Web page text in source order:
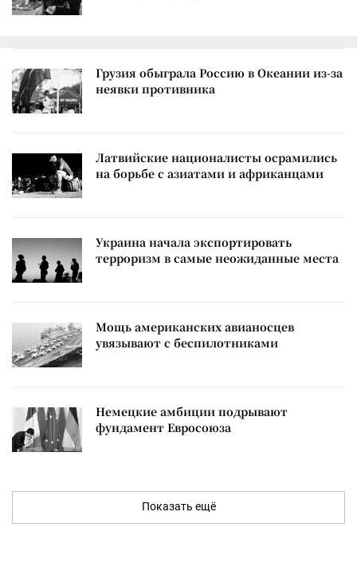
Грузия обыграла Россию в Океании из-за
неявки противника
Латвийские националисты осрамились
на борьбе с азиатами и африканцами
Украина начала экспортировать
терроризм в самые неожиданные места
Мощь американских авианосцев
увязывают с беспилотниками
Немецкие амбиции подрывают
фундамент Евросоюза
Показать ещё